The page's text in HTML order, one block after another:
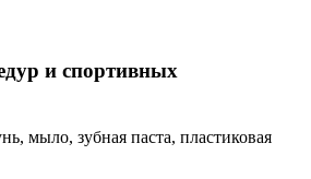
и спортивных
мыло, зубная паста, пластиковая